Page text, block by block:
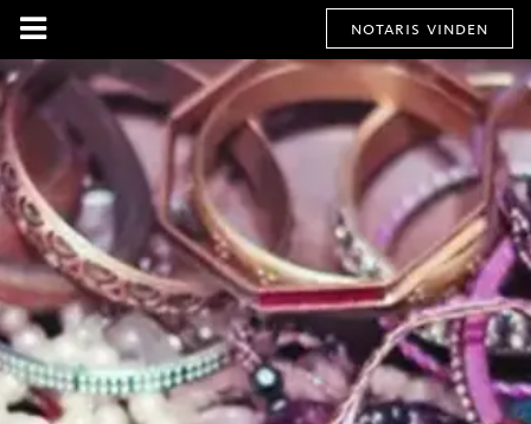
notaris vinden